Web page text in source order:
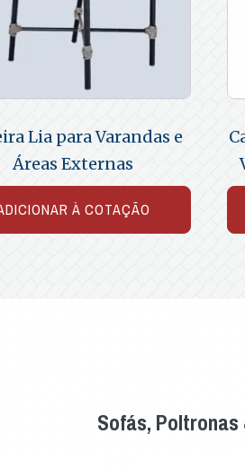
Lia para Varandas e
Áreas Externas
À COTAÇÃO
Sofás, Poltronas